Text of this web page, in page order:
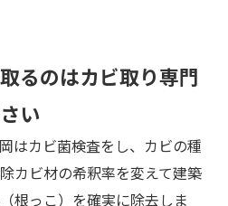
るのはカビ取り専門
い
はカビ菌検査をし、カビの種
カビ材の希釈率を変えて建築
根っこ）を確実に除去しま